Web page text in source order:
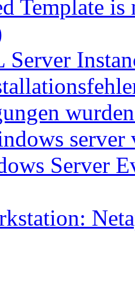
Template
Server
server
Server